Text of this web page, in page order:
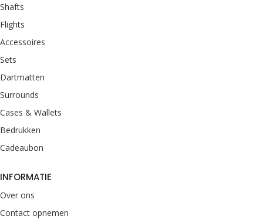
Shafts
Flights
Accessoires
Sets
Dartmatten
Surrounds
Cases & Wallets
Bedrukken
Cadeaubon
INFORMATIE
Over ons
Contact opnemen